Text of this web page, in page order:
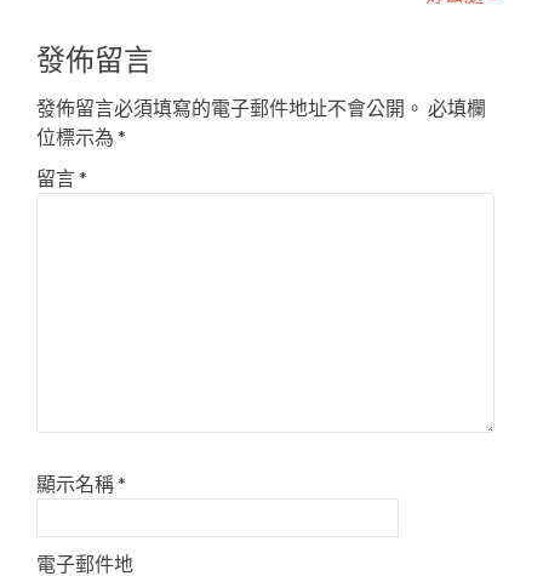
覽
發佈留言
發佈留言必須填寫的電子郵件地址不會公開。 必填欄
位標示為 *
留言*
顯示名稱*
電子郵件地